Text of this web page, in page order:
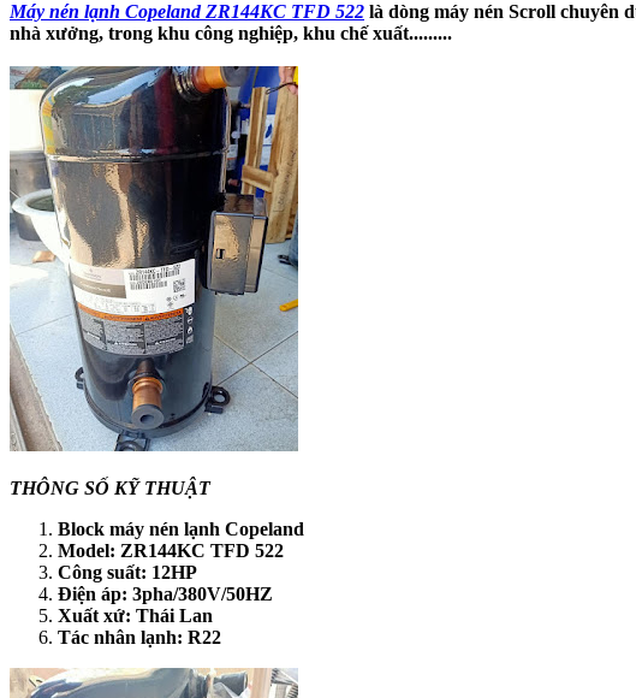
Máy nén lạnh Copeland ZR144KC TFD 522 là dòng máy nén Scroll chuyên
nhà xưởng, trong khu công nghiệp, khu chế xuất.........
THÔNG SỐ KỸ THUẬT
Block máy nén lạnh Copeland
Model: ZR144KC TFD 522
Công suất: 12HP
Điện áp: 3pha/380V/50HZ
Xuất xứ: Thái Lan
Tác nhân lạnh: R22